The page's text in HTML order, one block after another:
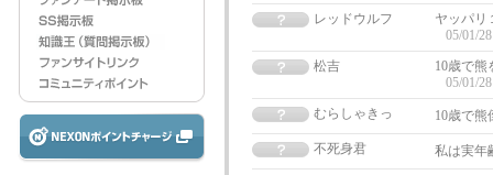
レッドウルフ
ヤッパリ
05/01/
松吉
10歳で
05/01/
むらしゃきっ
10歳で
不死身君 私は実年